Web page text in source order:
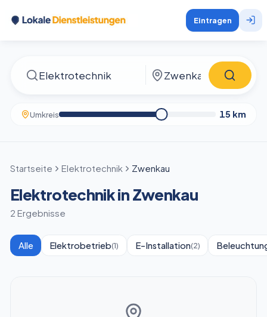
Eintragen
Umkreis 15 km
Startseite Elektrotechnik Zwenkau
Elektrotechnik in Zwenkau
2 Ergebnisse
Alle Elektrobetrieb(1) E-Installation(2)